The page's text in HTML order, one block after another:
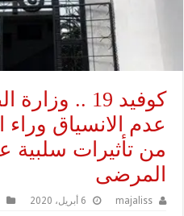
كوفيد 19 ..
عدم الانسياق وراء
من تأثيرات سلبية
المرضى
majaliss 6 أبريل، 2020